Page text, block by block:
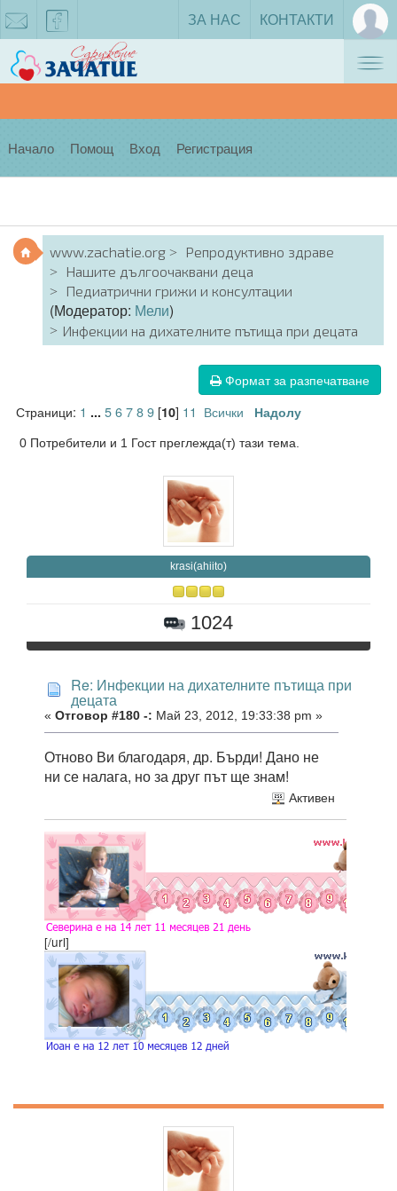
facebook
ЗА НАС КОНТАКТИ
Начало Помощ Вход Регистрация
www.zachatie.org
Репродуктивно здраве
Нашите дългоочаквани деца
Педиатрични грижи и консултации
(Модератор: Мели)
Инфекции на дихателните пътища при децата
Формат за разпечатване
Страници: 1 ... 56789[10] 11 Всички Надолу
0 Потребители и 1 Гост преглежда(т) тази тема.
krasi(ahiito)
1024
Re: Инфекции на дихателните пътища при
децата
« Отговор #180 -: Май 23, 2012, 19:33:38 pm »
Отново Ви благодаря, др. Бърди! Дано не
ни се налага, но за друг път ще знам!
Активен
[/url]